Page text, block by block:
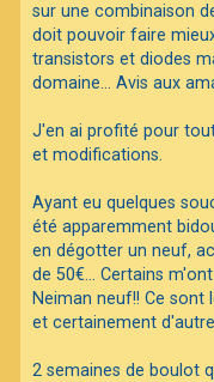
sur une combinaison
doit pouvoir faire
transistors et diodes
domaine... Avis aux
J'en ai profité pour
et modifications.
Ayant eu quelques
été apparemment
en dégotter un neuf,
de 50€... Certains
Neiman neuf!! Ce
et certainement
2 semaines de boulot